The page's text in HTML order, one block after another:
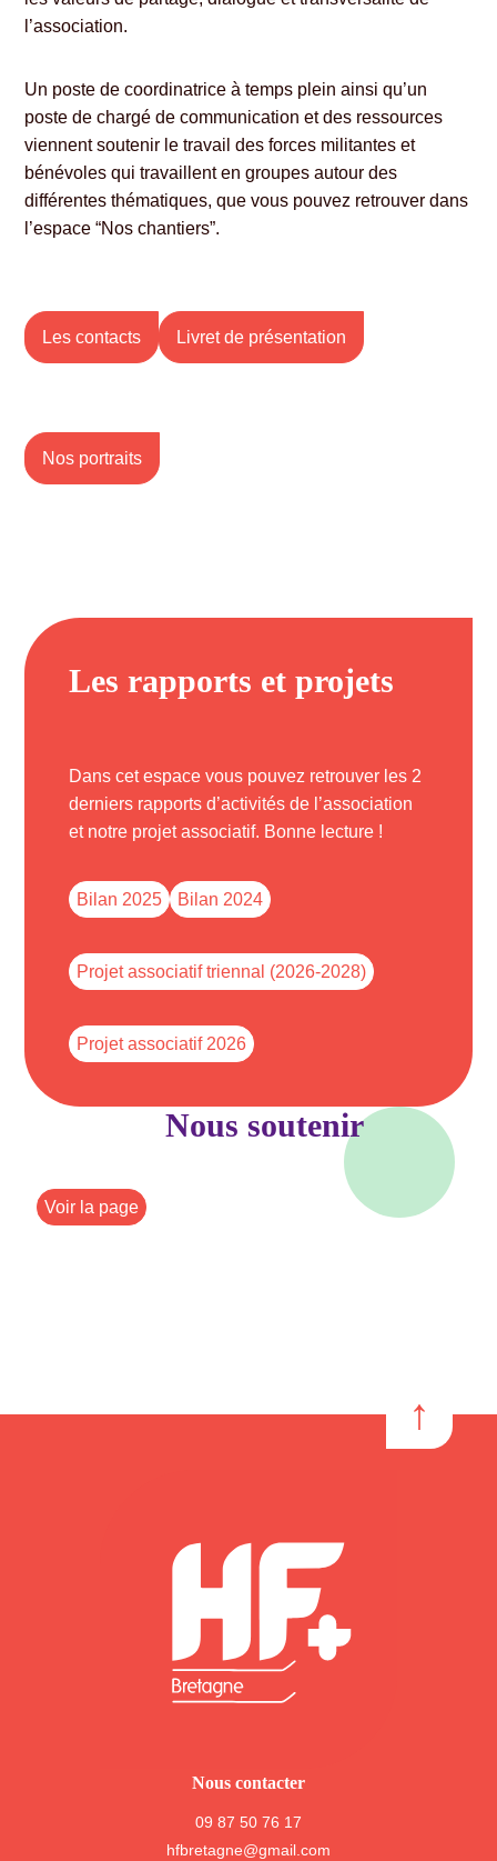
l’association.
Un poste de coordinatrice à temps plein ainsi qu’un
poste de chargé de communication et des ressources
viennent soutenir le travail des forces militantes et
bénévoles qui travaillent en groupes autour des
différentes thématiques, que vous pouvez retrouver dans
l’espace “Nos chantiers”.
Les contacts Livret de présentation
Nos portraits
Les rapports et projets
Dans cet espace vous pouvez retrouver les 2
derniers rapports d’activités de l’association
et notre projet associatif. Bonne lecture !
Bilan 2025 Bilan 2024
Projet associatif triennal (2026-2028)
Projet associatif 2026
Nous soutenir
Voir la page
↑
Nous contacter
09 87 50 76 17
hfbretagne@gmail.com